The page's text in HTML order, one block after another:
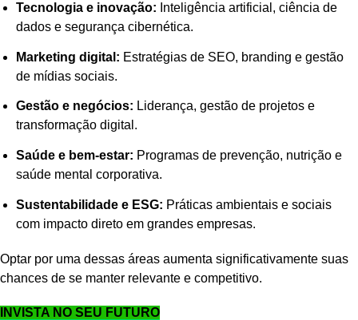
Tecnologia e inovação: Inteligência artificial, ciência de
dados e segurança cibernética.
Marketing digital: Estratégias de SEO, branding e gestão
de mídias sociais.
Gestão e negócios: Liderança, gestão de projetos e
transformação digital.
Saúde e bem-estar: Programas de prevenção, nutrição e
saúde mental corporativa.
Sustentabilidade e ESG: Práticas ambientais e sociais
com impacto direto em grandes empresas.
Optar por uma dessas áreas aumenta significativamente suas
chances de se manter relevante e competitivo.
INVISTA NO SEU FUTURO